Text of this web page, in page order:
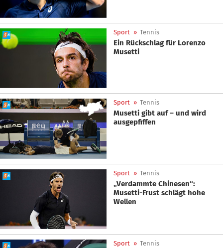
Sport » Tennis
Ein Rückschlag für Lorenzo
Musetti
Sport » Tennis
Musetti gibt auf – und wird
ausgepfiffen
Sport » Tennis
„Verdammte Chinesen“:
Musetti-Frust schlägt hohe
Wellen
Sport » Tennis